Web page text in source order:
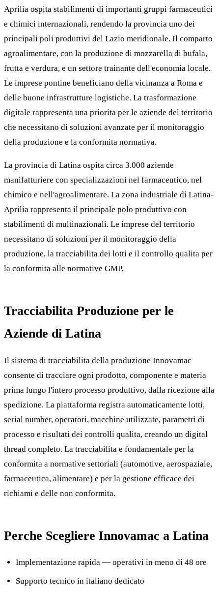
Aprilia ospita stabilimenti di importanti gruppi farmaceutici
e chimici internazionali, rendendo la provincia uno dei
principali poli produttivi del Lazio meridionale. Il comparto
agroalimentare, con la produzione di mozzarella di bufala,
frutta e verdura, e un settore trainante dell'economia locale.
Le imprese pontine beneficiano della vicinanza a Roma e
delle buone infrastrutture logistiche. La trasformazione
digitale rappresenta una priorita per le aziende del territorio
che necessitano di soluzioni avanzate per il monitoraggio
della produzione e la conformita normativa.
La provincia di Latina ospita circa 3.000 aziende
manifatturiere con specializzazioni nel farmaceutico, nel
chimico e nell'agroalimentare. La zona industriale di Latina-
Aprilia rappresenta il principale polo produttivo con
stabilimenti di multinazionali. Le imprese del territorio
necessitano di soluzioni per il monitoraggio della
produzione, la tracciabilita dei lotti e il controllo qualita per
la conformita alle normative GMP.
Tracciabilita Produzione per le
Aziende di Latina
Il sistema di tracciabilita della produzione Innovamac
consente di tracciare ogni prodotto, componente e materia
prima lungo l'intero processo produttivo, dalla ricezione alla
spedizione. La piattaforma registra automaticamente lotti,
serial number, operatori, macchine utilizzate, parametri di
processo e risultati dei controlli qualita, creando un digital
thread completo. La tracciabilita e fondamentale per la
conformita a normative settoriali (automotive, aerospaziale,
farmaceutica, alimentare) e per la gestione efficace dei
richiami e delle non conformita.
Perche Scegliere Innovamac a Latina
Implementazione rapida — operativi in meno di 48 ore
Supporto tecnico in italiano dedicato